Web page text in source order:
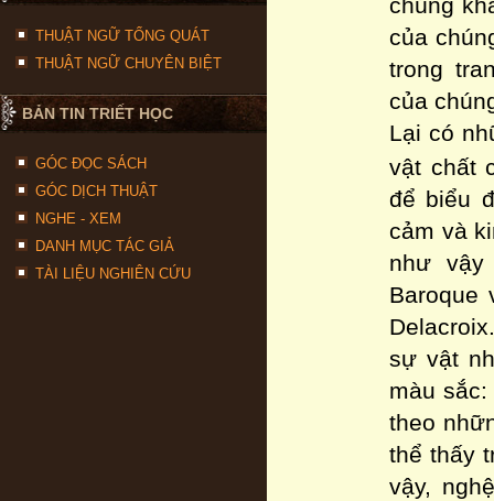
THUẬT NGỮ TỔNG QUÁT
THUẬT NGỮ CHUYÊN BIỆT
BẢN TIN TRIẾT HỌC
GÓC ĐỌC SÁCH
GÓC DỊCH THUẬT
NGHE - XEM
DANH MỤC TÁC GIẢ
TÀI LIỆU NGHIÊN CỨU
chúng
của
trong
của
Lại có
vật chất
để biểu
cảm và
như
Baroque
sự vật
màu
theo
thể thấy
vậy,